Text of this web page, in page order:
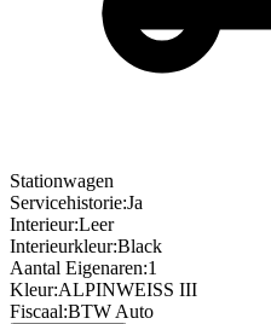
Stationwagen
Servicehistorie:Ja
Interieur:Leer
Interieurkleur:Black
Aantal Eigenaren:1
Kleur:ALPINWEISS III
Fiscaal:BTW Auto